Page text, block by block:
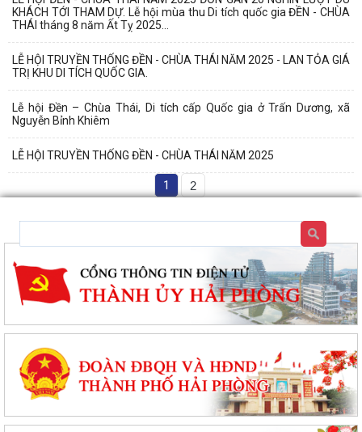
KHÁCH TỚI THAM DỰ. Lễ hội mùa thu Di tích quốc gia ĐỀN - CHÙA
THÁI tháng 8 năm Ất Tỵ 2025...
LỄ HỘI TRUYỀN THỐNG ĐỀN - CHÙA THÁI NĂM 2025 - LAN TỎA GIÁ
TRỊ KHU DI TÍCH QUỐC GIA.
Lễ hội Đền – Chùa Thái, Di tích cấp Quốc gia ở Trấn Dương, xã
Nguyễn Bỉnh Khiêm
LỄ HỘI TRUYỀN THỐNG ĐỀN - CHÙA THÁI NĂM 2025
1 2